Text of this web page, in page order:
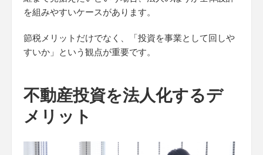
を組みやすいケースがあります。
節税メリットだけでなく、「投資を事業として回しや
すいか」という観点が重要です。
不動産投資を法人化するデ
メリット